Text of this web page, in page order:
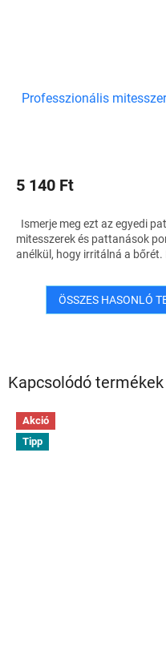
Kapcsolódó termékek
Akció
Tipp
Professzionális
5 140 Ft
Ismerje meg ezt az egyedi
mitesszerek és pattanások
anélkül, hogy irritálná a bőrét.
ÖSSZES HASONLÓ